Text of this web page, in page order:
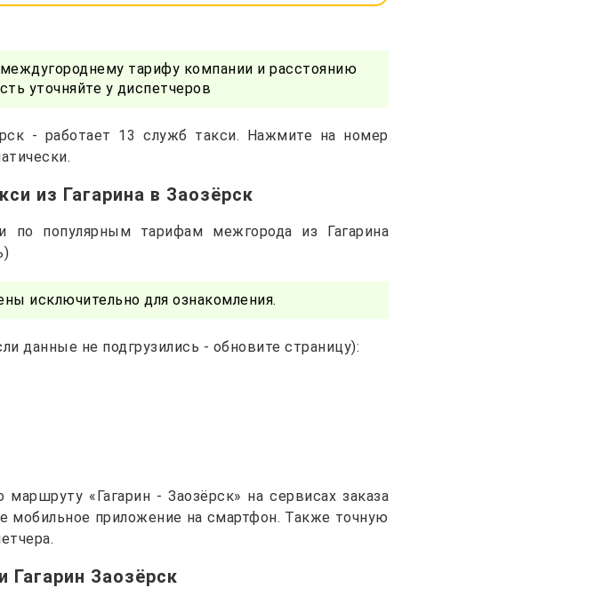
тарифу компании и расстоянию
уточняйте у диспетчеров
- работает 13 служб такси. Нажмите на номер
из Гагарина в Заозёрск
по популярным тарифам межгорода из Гагарина
исключительно для ознакомления.
данные не подгрузились - обновите страницу):
«Гагарин - Заозёрск» на сервисах заказа
мобильное приложение на смартфон. Также точную
Заозёрск